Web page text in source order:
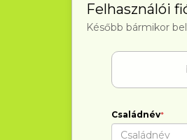
Felhasználói
Később bármikor
Családnév*